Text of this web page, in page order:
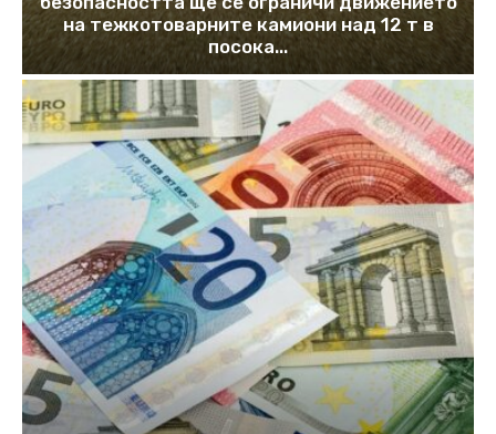
на тежкотоварните камиони над 12 т в
посока...